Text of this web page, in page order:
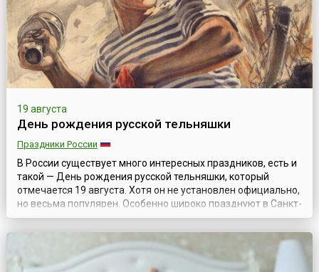
19 августа
День рождения русской тельняшки
Праздники России
В России существует много интересных праздников, есть и
такой — День рождения русской тельняшки, который
отмечается 19 августа. Хотя он не установлен официально,
но весьма популярен. Особенно широко празднуют в Санкт-
Петербурге, где энтузиасты отмечают его как собственную
традицию. Тельняшка (в народе также — тельник) —
нательная полосатая рубаха (отсюда и название), которую
как предмет унифор...